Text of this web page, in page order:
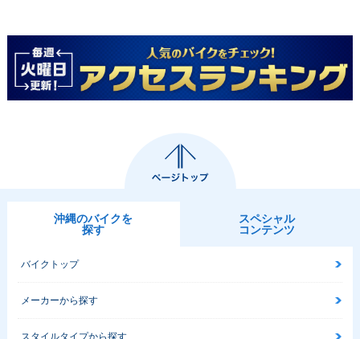
沖縄のバイクを
探す
スペシャル
コンテンツ
バイクトップ
メーカーから探す
スタイルタイプから探す